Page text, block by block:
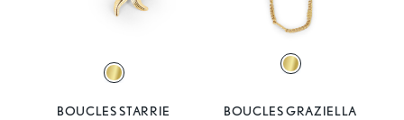
BOUCLES STARRIE BOUCLES GRAZIELLA